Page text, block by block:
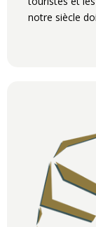
notre siècle